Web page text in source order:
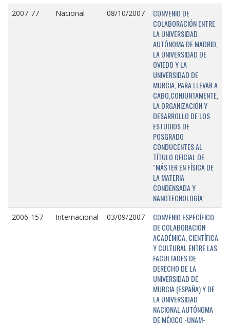
2007-77 Nacional 08/10/2007
CONVENIO DE
COLABORACIÓN ENTRE
LA UNIVERSIDAD
AUTÓNOMA DE MADRID,
LA UNIVERSIDAD DE
OVIEDO Y LA
UNIVERSIDAD DE
MURCIA, PARA LLEVAR A
CABO,CONJUNTAMENTE,
LA ORGANIZACIÓN Y
DESARROLLO DE LOS
ESTUDIOS DE
POSGRADO
CONDUCENTES AL
TÍTULO OFICIAL DE
"MÁSTER EN FÍSICA DE
LA MATERIA
CONDENSADA Y
NANOTECNOLOGÍA"
2006-157 Internacional 03/09/2007
CONVENIO ESPECÍFICO
DE COLABORACIÓN
ACADÉMICA, CIENTÍFICA
Y CULTURAL ENTRE LAS
FACULTADES DE
DERECHO DE LA
UNIVERSIDAD DE
MURCIA (ESPAÑA) Y DE
LA UNIVERSIDAD
NACIONAL AUTÓNOMA
DE MÉXICO -UNAM-